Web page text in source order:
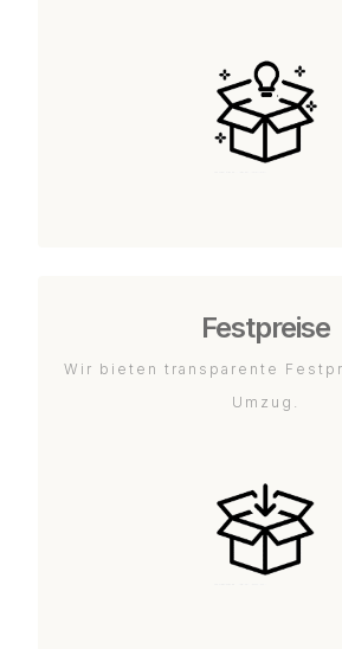
Festpreise
Wir bieten transparente
Umzug.